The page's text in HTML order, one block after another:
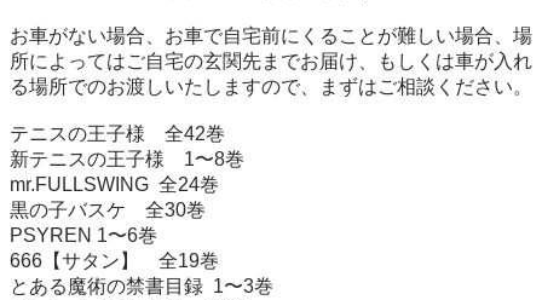
お車がない場合、お車で自宅前にくることが難しい場合、場
所によってはご自宅の玄関先までお届け、もしくは車が入れ
る場所でのお渡しいたしますので、まずはご相談ください。
テニスの王子様　全42巻
新テニスの王子様　1〜8巻
mr.FULLSWING  全24巻
黒の子バスケ　全30巻
PSYREN 1〜6巻
666【サタン】　全19巻
とある魔術の禁書目録  1〜3巻